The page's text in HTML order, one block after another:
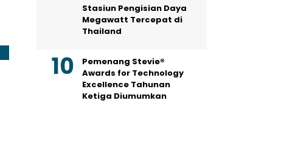
Stasiun Pengisian Daya
Megawatt Tercepat di
Thailand
Pemenang Stevie®
Awards for Technology
Excellence Tahunan
Ketiga Diumumkan